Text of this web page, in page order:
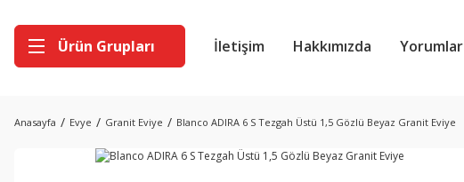
Ürün Grupları İletişim Hakkımızda Yorumlar
Anasayfa Evye Granit Eviye Blanco ADIRA 6 S Tezgah Üstü 1,5 Gözlü Beyaz Granit Eviye